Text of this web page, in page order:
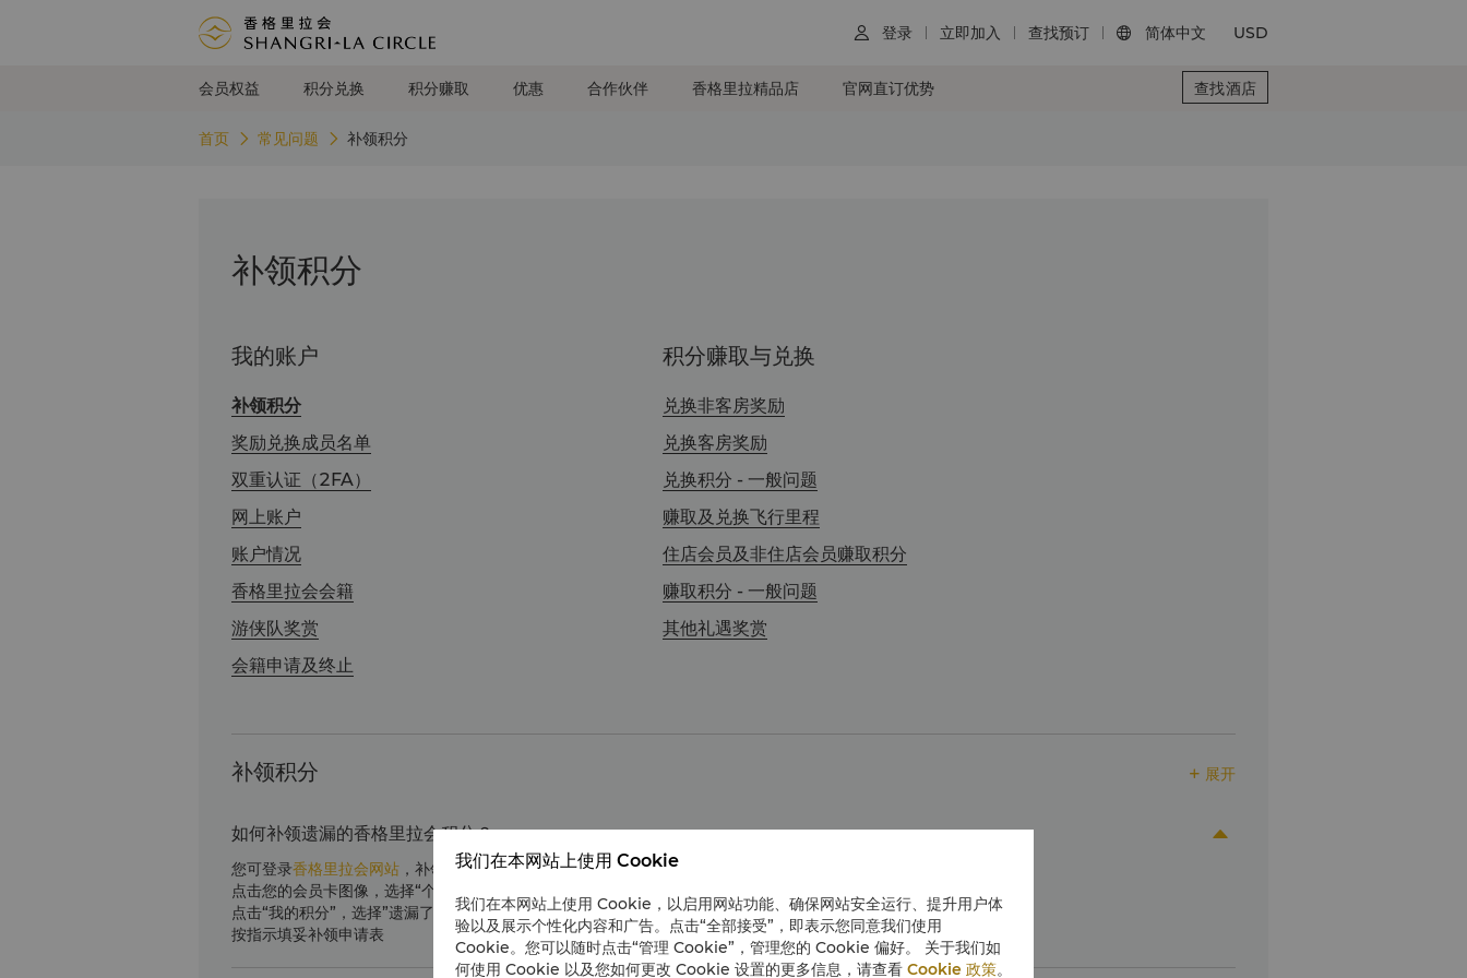
 登录 立即加入 查找预订  简体中文 USD
会员权益 积分兑换 积分赚取 优惠 合作伙伴 香格里拉精品店 官网直订优势 查找酒店
首页 常见问题 补领积分
补领积分
我的账户
补领积分
奖励兑换成员名单
双重认证（2FA）
网上账户
账户情况
香格里拉会会籍
游侠队奖赏
会籍申请及终止
积分赚取与兑换
兑换非客房奖励
兑换客房奖励
兑换积分 - 一般问题
赚取及兑换飞行里程
住店会员及非住店会员赚取积分
赚取积分 - 一般问题
其他礼遇奖赏
补领积分  展开
如何补领遗漏的香格里拉会积分？

您可登录香格里拉会网站 ，补领遗漏的香格里拉会积分。
点击您的会员卡图像，选择“个人中心”
点击“我的积分”，选择”遗漏了积分？”。
按指示填妥补领申请表
我们在本网站上使用 Cookie
我们在本网站上使用 Cookie，以启用网站功能、确保网站安全运行、提升用户体
验以及展示个性化内容和广告。点击“全部接受”，即表示您同意我们使用
Cookie。您可以随时点击“管理 Cookie”，管理您的 Cookie 偏好。 关于我们如
何使用 Cookie 以及您如何更改 Cookie 设置的更多信息，请查看 Cookie 政策。